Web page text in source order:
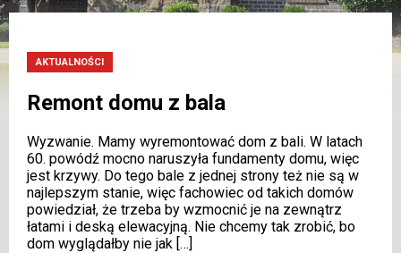
AKTUALNOŚCI
Remont domu z bala
Wyzwanie. Mamy wyremontować dom z bali. W latach
60. powódź mocno naruszyła fundamenty domu, więc
jest krzywy. Do tego bale z jednej strony też nie są w
najlepszym stanie, więc fachowiec od takich domów
powiedział, że trzeba by wzmocnić je na zewnątrz
łatami i deską elewacyjną. Nie chcemy tak zrobić, bo
dom wyglądałby nie jak […]